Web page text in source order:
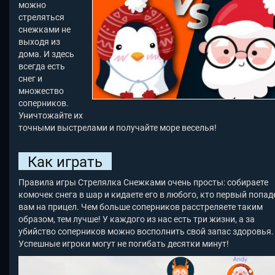
можно
стреляться
снежками не
выходя из
дома. И здесь
всегда есть
снег и
множество
соперников.
Уничтожайте их
точными выстрелами и получайте море веселья!
Как играть
Правила игры Стрелялка Снежками очень просты: собираете
комочек снега в шар и кидаете его в любого, кто первый
вам на прицел. Чем больше соперников расстреляете таким
образом, тем лучше! У каждого из нас есть три жизни, а за
убийство соперников можно восполнить свой запас здоровья.
Успешные игроки могут не погибать десятки минут!